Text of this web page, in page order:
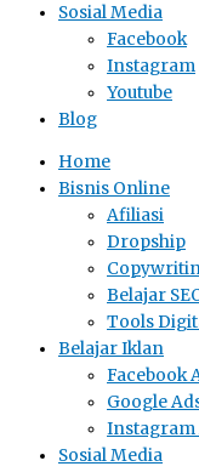
Sosial Media
Facebook
Instagram
Youtube
Blog
Home
Bisnis Online
Afiliasi
Dropship
Belajar
Tools
Belajar Iklan
Facebook
Google
Instagram
Sosial Media